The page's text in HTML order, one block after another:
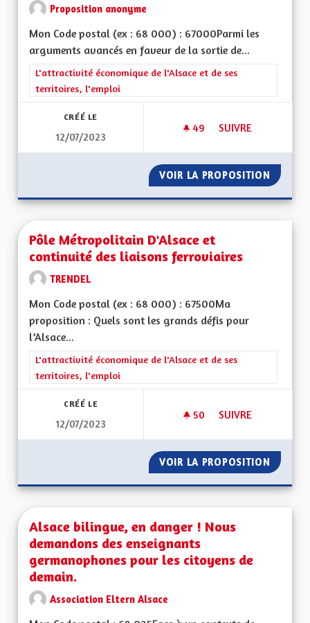
Proposition anonyme
Mon Code postal (ex : 68 000) : 67000Parmi les
arguments avancés en faveur de la sortie de...
Filtrer les résultats de la catégorie : L'attractivité
L'attractivité économique de l'Alsace et de ses
territoires, l'emploi
CRÉÉ LE
12/07/2023
49 49 ABONNÉS
SUIVRE
VOIR LA PROPOSITION
Pôle Métropolitain D'Alsace et
continuité des liaisons ferroviaires
TRENDEL
Mon Code postal (ex : 68 000) : 67500Ma
proposition : Quels sont les grands défis pour
l’Alsace...
Filtrer les résultats de la catégorie : L'attractivité
L'attractivité économique de l'Alsace et de ses
territoires, l'emploi
CRÉÉ LE
12/07/2023
50 50 ABONNÉS
SUIVRE
VOIR LA PROPOSITION PÔLE
Alsace bilingue, en danger ! Nous
demandons des enseignants
germanophones pour les citoyens de
demain.
Association Eltern Alsace